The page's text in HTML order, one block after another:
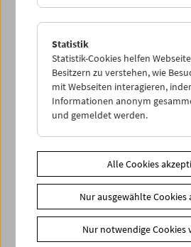
PROGRAMM ÜBERBLICK
Share on
Statistik
Statistik-Cookies helfen
Besitzern zu verstehen, wie
mit Webseiten interagieren,
Informationen anonym
und gemeldet werden.
Alle Cookies
Nur ausgewählte Cookies
Nur notwendige Cookies